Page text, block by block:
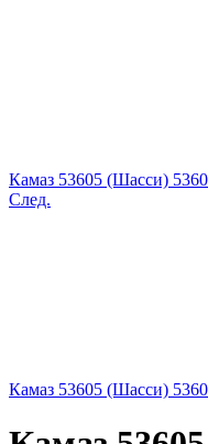
Камаз 53605 (Шасси)
След.
Камаз 53605 (Шасси)